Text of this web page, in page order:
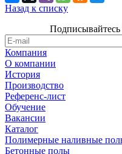
Назад к списку
Компания
О компании
История
Производство
Референс-лист
Обучение
Вакансии
Каталог
Полимерные наливные
Бетонные полы